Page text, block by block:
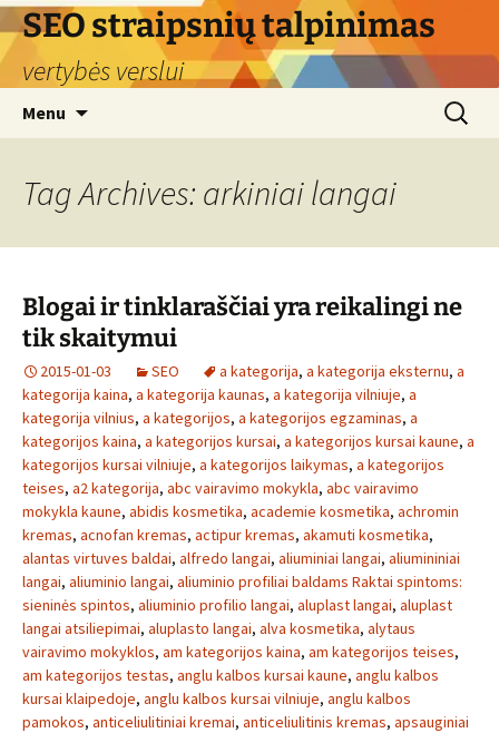
Skip
to
content
SEO straipsnių talpinimas
vertybės verslui
Menu
Search
for:
Tag Archives: arkiniai langai
Blogai ir tinklaraščiai yra reikalingi ne
tik skaitymui
2015-01-03 SEO a kategorija, a kategorija eksternu, a
kategorija kaina, a kategorija kaunas, a kategorija vilniuje, a
kategorija vilnius, a kategorijos, a kategorijos egzaminas, a
kategorijos kaina, a kategorijos kursai, a kategorijos kursai kaune, a
kategorijos kursai vilniuje, a kategorijos laikymas, a kategorijos
teises, a2 kategorija, abc vairavimo mokykla, abc vairavimo
mokykla kaune, abidis kosmetika, academie kosmetika, achromin
kremas, acnofan kremas, actipur kremas, akamuti kosmetika,
alantas virtuves baldai, alfredo langai, aliuminiai langai, aliumininiai
langai, aliuminio langai, aliuminio profiliai baldams Raktai spintoms:
sieninės spintos, aliuminio profilio langai, aluplast langai, aluplast
langai atsiliepimai, aluplasto langai, alva kosmetika, alytaus
vairavimo mokyklos, am kategorijos kaina, am kategorijos teises,
am kategorijos testas, anglu kalbos kursai kaune, anglu kalbos
kursai klaipedoje, anglu kalbos kursai vilniuje, anglu kalbos
pamokos, anticeliulitiniai kremai, anticeliulitinis kremas, apsauginiai